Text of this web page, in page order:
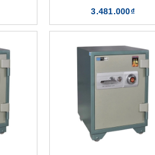
mật tốt
nghệ tiên tiến, khắc phục hạn
3.481.000₫